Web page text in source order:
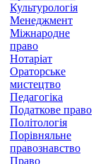
Культурологія
Менеджмент
Міжнародне
право
Нотаріат
Ораторське
мистецтво
Педагогіка
Податкове право
Політологія
Порівняльне
правознавство
Право